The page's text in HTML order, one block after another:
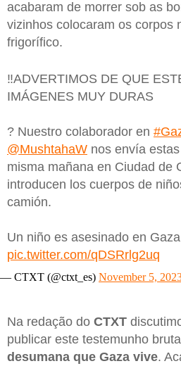
acabaram de morrer sob as
vizinhos colocaram os corpos
frigorífico.
‼️ADVERTIMOS DE QUE
IMÁGENES MUY DURAS
? Nuestro colaborador en
@MushtahaW nos envía
misma mañana en Ciudad de
introducen los cuerpos de
camión.
Un niño es asesinado en
pic.twitter.com/qDSRrlg2uq
— CTXT (@ctxt_es) November 5,
Na redação do CTXT
publicar este testemunho
desumana que Gaza vive.